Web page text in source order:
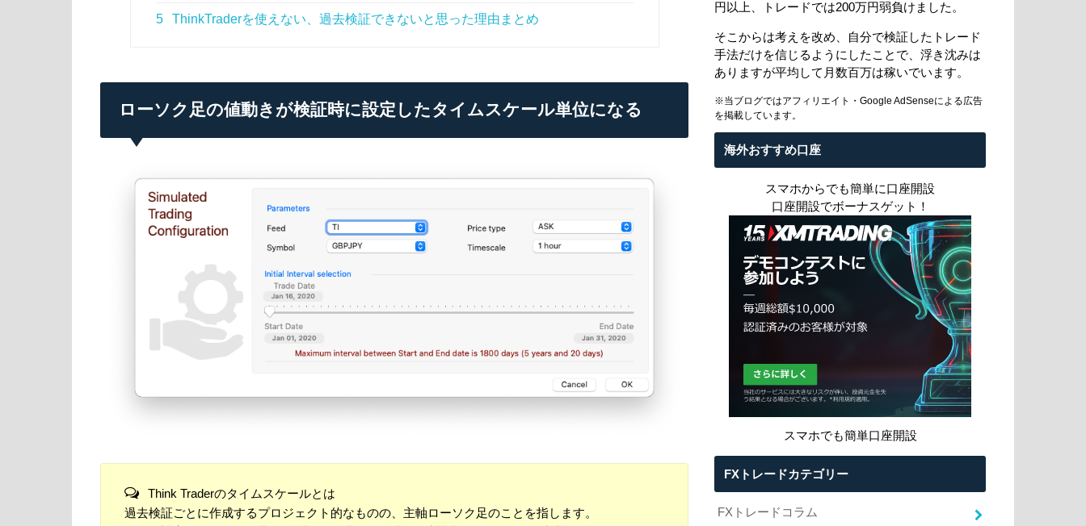
5 ThinkTraderを使えない、過去検証できないと思った理由まとめ
ローソク足の値動きが検証時に設定したタイムスケール単位になる
Think Traderのタイムスケールとは
過去検証ごとに作成するプロジェクト的なものの、主軸ローソク足のことを指します。
円以上、トレードでは200万円弱負けました。
そこからは考えを改め、自分で検証したトレード
手法だけを信じるようにしたことで、浮き沈みは
ありますが平均して月数百万は稼いでいます。
※当ブログではアフィリエイト・Google AdSenseによる広告
を掲載しています。
海外おすすめ口座
スマホからでも簡単に口座開設
口座開設でボーナスゲット！
スマホでも簡単口座開設
FXトレードカテゴリー
FXトレードコラム